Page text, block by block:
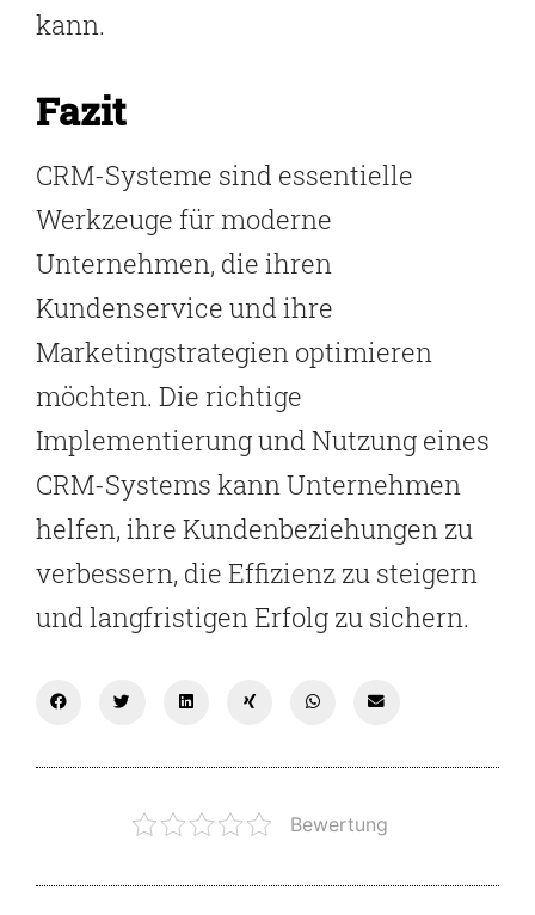
kann.
Fazit
CRM-Systeme sind essentielle
Werkzeuge für moderne
Unternehmen, die ihren
Kundenservice und ihre
Marketingstrategien optimieren
möchten. Die richtige
Implementierung und Nutzung eines
CRM-Systems kann Unternehmen
helfen, ihre Kundenbeziehungen zu
verbessern, die Effizienz zu steigern
und langfristigen Erfolg zu sichern.
Bewertung